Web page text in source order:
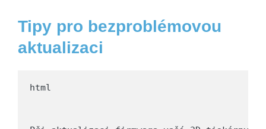
Tipy pro bezproblémovou
aktualizaci